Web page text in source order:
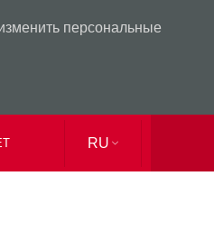
персональные
RU